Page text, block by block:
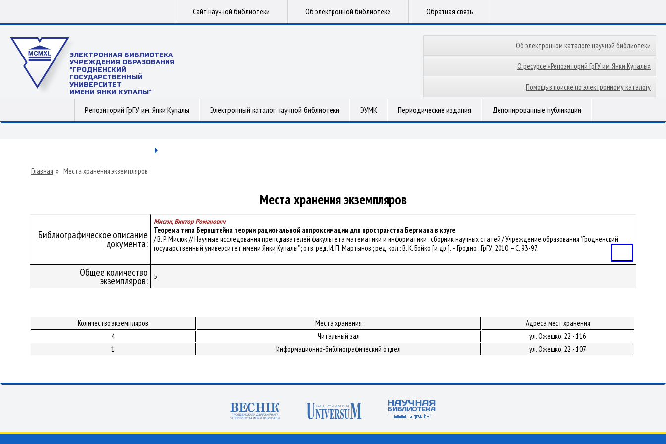
Сайт научной библиотеки Об электронной библиотеке Обратная связь
ЭЛЕКТРОННАЯ БИБЛИОТЕКА
УЧРЕЖДЕНИЯ ОБРАЗОВАНИЯ
"ГРОДНЕНСКИЙ
ГОСУДАРСТВЕННЫЙ
УНИВЕРСИТЕТ
ИМЕНИ ЯНКИ КУПАЛЫ"
Об электронном каталоге научной библиотеки
О ресурсе «Репозиторий ГрГУ им. Янки Купалы»
Помощь в поиске по электронному каталогу
Репозиторий ГрГУ им. Янки Купалы Электронный каталог научной библиотеки ЭУМК Периодические издания Депонированные публикации
Главная » Места хранения экземпляров
Места хранения экземпляров
Библиографическое описание
документа:
Мисюк, Виктор Романович
Теорема типа Бернштейна теории рациональной аппроксимации для пространства Бергмана в круге
/ В. Р. Мисюк // Научные исследования преподавателей факультета математики и информатики : сборник научных статей / Учреждение образования "Гродненский
государственный университет имени Янки Купалы" ; отв. ред. И. П. Мартынов ; ред. кол.: В. К. Бойко [и др.]. – Гродно : ГрГУ, 2010. – С. 93-97.
Общее количество
экземпляров: 5
Количество экземпляров Места хранения
Адреса мест хранения
4
Читальный зал
ул. Ожешко, 22 - 116
1
Информационно-библиографический отдел ул. Ожешко, 22 - 107